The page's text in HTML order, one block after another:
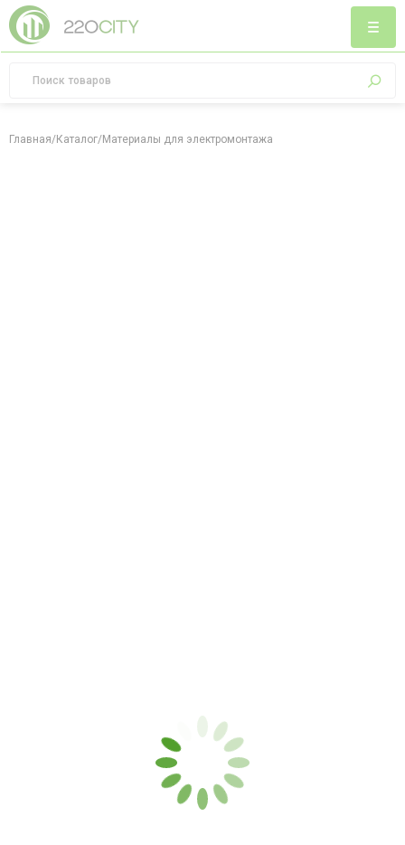
Главная/Каталог/Материалы для электромонтажа